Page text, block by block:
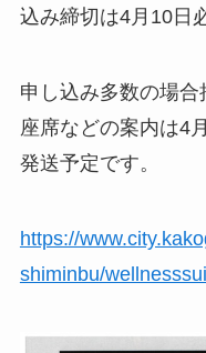
込み締切は4月10日
申し込み多数の場
座席などの案内は4
発送予定です。
https://
shiminbu/